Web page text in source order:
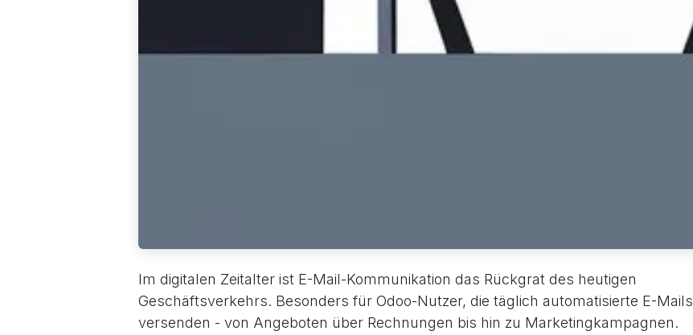
Im digitalen Zeitalter ist E-Mail-Kommunikation das Rückgrat des heutigen
Geschäftsverkehrs. Besonders für Odoo-Nutzer, die täglich automatisierte E-Mails
versenden - von Angeboten über Rechnungen bis hin zu Marketingkampagnen.